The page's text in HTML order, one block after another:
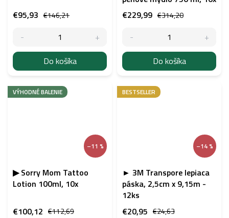
€146,21
€95,93
Do košíka
€314,20
€229,99
Do košíka
VÝHODNÉ BALENIE
–11 %
▶ Sorry Mom Tattoo
Lotion 100ml, 10x
€112,69
€100,12
BESTSELLER
–14 %
► 3M Transpore lepiaca
páska, 2,5cm x 9,15m -
12ks
€24,63
€20,95